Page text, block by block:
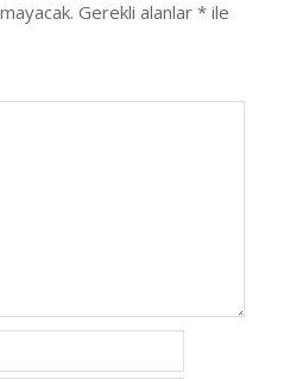
Gerekli alanlar * ile